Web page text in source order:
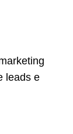
leads e